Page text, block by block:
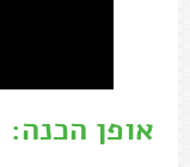
אופן הכנה: